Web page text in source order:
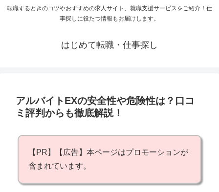
転職するときのコツやおすすめの求人サイト、就職支援サービスをご紹介！仕
事探しに役たつ情報もお届けします。
はじめて転職・仕事探し
アルバイトEXの安全性や危険性は？口コ
ミ評判からも徹底解説！
【PR】【広告】本ページはプロモーションが
含まれています。